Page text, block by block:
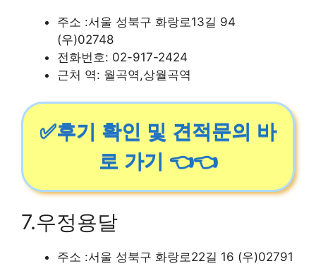
주소 :서울 성북구 화랑로13길 94
(우)02748
전화번호: 02-917-2424
근처 역: 월곡역,상월곡역
✅후기 확인 및 견적문의 바
로 가기 👈👈
7.우정용달
주소 :서울 성북구 화랑로22길 16 (우)02791